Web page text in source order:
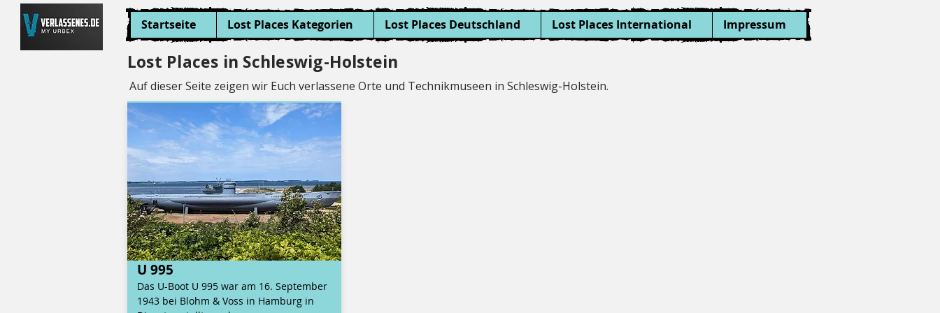
Startseite Lost Places Kategorien Lost Places Deutschland Lost Places International Impressum
Lost Places in Schleswig-Holstein
Auf dieser Seite zeigen wir Euch verlassene Orte und Technikmuseen in Schleswig-Holstein.
U 995
Das U-Boot U 995 war am 16. September
1943 bei Blohm & Voss in Hamburg in